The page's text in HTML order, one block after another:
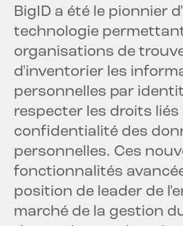
BigID a été le pionnier
technologie
organisations de
d'inventorier les
personnelles par
respecter les droits liés
confidentialité des
personnelles. Ces
fonctionnalités
position de leader de
marché de la gestion